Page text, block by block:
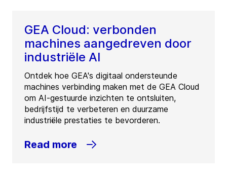
GEA Cloud: verbonden
machines aangedreven door
industriële AI
Ontdek hoe GEA's digitaal ondersteunde
machines verbinding maken met de GEA Cloud
om AI-gestuurde inzichten te ontsluiten,
bedrijfstijd te verbeteren en duurzame
industriële prestaties te bevorderen.
Read more